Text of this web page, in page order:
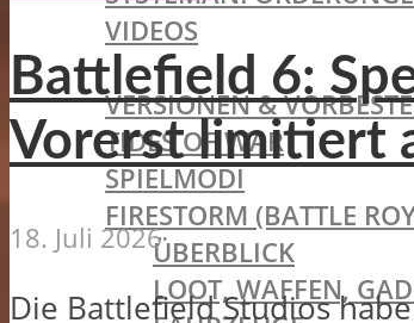
VIDEOS
BATTLEFIELD V
VERSIONEN &
TIDES OF WAR
SPIELMODI
FIRESTORM (BATTLE
ÜBERBLICK
LOOT, WAFFEN,
Battlefield 6:
Vorerst limitiert
18. Juli 2026
Die Battlefield Studios